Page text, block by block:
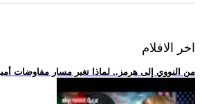
اخر الافلام
.. من النووي إلى هرمز.. لماذا تغير مسار مفاوضات